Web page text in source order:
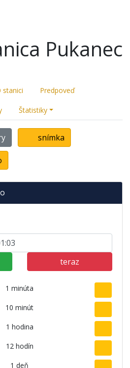
Pukanec
stanici Predpoveď
Štatistiky
snímka
teraz
1 minúta
10 minút
1 hodina
12 hodín
1 deň